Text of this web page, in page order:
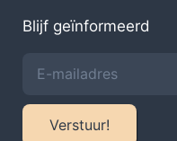
Blijf geïnformeerd
Verstuur!